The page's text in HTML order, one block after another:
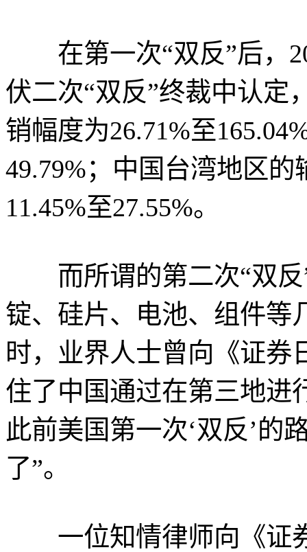
在第一次“双反”后，
伏二次“双反”终裁中认定
销幅度为26.71%至
49.79%；中国台湾地区
11.45%至27.55%。
而所谓的第二次“双反
锭、硅片、电池、组件等
时，业界人士曾向《证券
住了中国通过在第三地进
此前美国第一次‘双反’的
了”。
一位知情律师向《证